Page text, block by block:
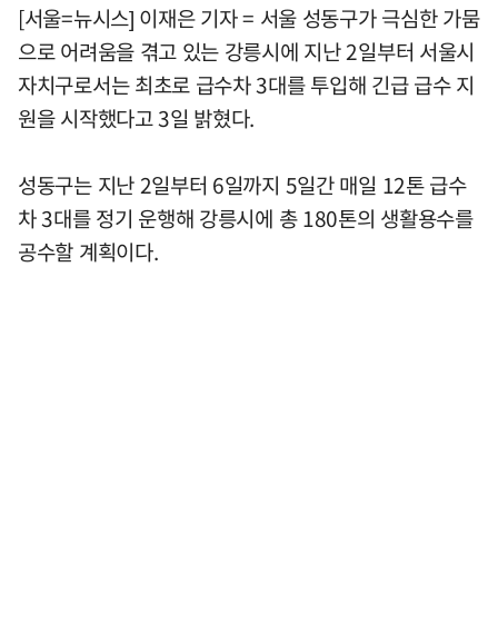
[서울=뉴시스] 이재은 기자 = 서울 성동구가 극심한 가뭄
으로 어려움을 겪고 있는 강릉시에 지난 2일부터 서울시
자치구로서는 최초로 급수차 3대를 투입해 긴급 급수 지
원을 시작했다고 3일 밝혔다.
성동구는 지난 2일부터 6일까지 5일간 매일 12톤 급수
차 3대를 정기 운행해 강릉시에 총 180톤의 생활용수를
공수할 계획이다.